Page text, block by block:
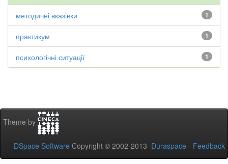
1
методичні вказівки
1
практикум
1
психологічні ситуації
Theme by
DSpace Software Copyright © 2002-2013 Duraspace - Feedback